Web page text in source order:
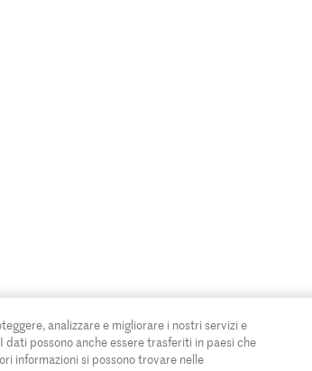
analizzare e migliorare i nostri servizi e
possono anche essere trasferiti in paesi che
informazioni si possono trovare nelle